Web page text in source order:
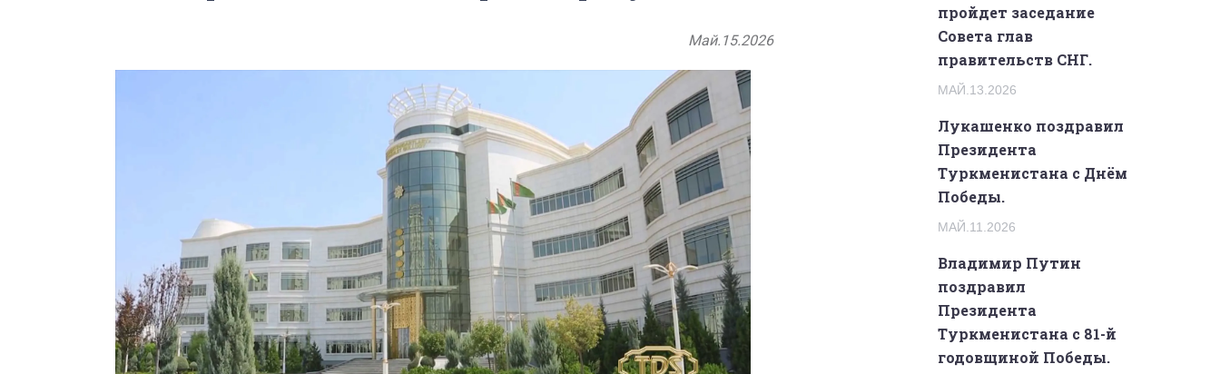
Май.15.2026
пройдет заседание
Совета глав
правительств СНГ.
МАЙ.13.2026
Лукашенко поздравил
Президента
Туркменистана с Днём
Победы.
МАЙ.11.2026
Владимир Путин
поздравил
Президента
Туркменистана с 81-й
годовщиной Победы.